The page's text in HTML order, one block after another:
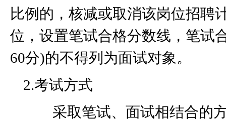
比例的，核减或取消该岗位招聘
位，设置笔试合格分数线，笔试
60分)的不得列为面试对象。
2.考试方式
采取笔试、面试相结合的